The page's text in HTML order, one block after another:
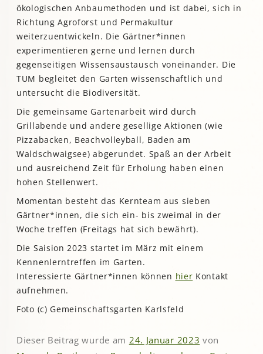
ökologischen Anbaumethoden und ist dabei, sich in
Richtung Agroforst und Permakultur
weiterzuentwickeln. Die Gärtner*innen
experimentieren gerne und lernen durch
gegenseitigen Wissensaustausch voneinander. Die
TUM begleitet den Garten wissenschaftlich und
untersucht die Biodiversität.
Die gemeinsame Gartenarbeit wird durch
Grillabende und andere gesellige Aktionen (wie
Pizzabacken, Beachvolleyball, Baden am
Waldschwaigsee) abgerundet. Spaß an der Arbeit
und ausreichend Zeit für Erholung haben einen
hohen Stellenwert.
Momentan besteht das Kernteam aus sieben
Gärtner*innen, die sich ein- bis zweimal in der
Woche treffen (Freitags hat sich bewährt).
Die Saision 2023 startet im März mit einem
Kennenlerntreffen im Garten.
Interessierte Gärtner*innen können hier Kontakt
aufnehmen.
Foto (c) Gemeinschaftsgarten Karlsfeld
Dieser Beitrag wurde am 24. Januar 2023 von